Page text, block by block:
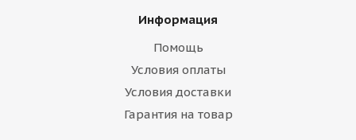
Информация
Помощь
Условия оплаты
Условия доставки
Гарантия на товар